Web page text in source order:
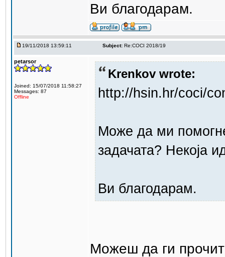
Ви благодарам.
19/11/2018 13:59:11 Subject: Re:COCI 2018/19
petarsor
Joined: 15/07/2018 11:58:27
Messages: 87
Offline
Krenkov wrote:
http://hsin.hr/coci/
Може да ми
задачата? Некоја
Ви благодарам.
Можеш да ги